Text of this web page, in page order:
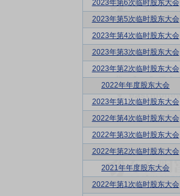
2023年第6次临时股东大会
2023年第5次临时股东大会
2023年第4次临时股东大会
2023年第3次临时股东大会
2023年第2次临时股东大会
2022年年度股东大会
2023年第1次临时股东大会
2022年第4次临时股东大会
2022年第3次临时股东大会
2022年第2次临时股东大会
2021年年度股东大会
2022年第1次临时股东大会